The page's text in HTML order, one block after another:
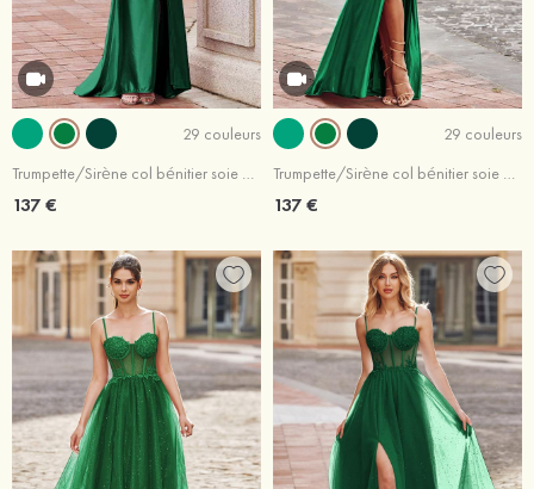
29 couleurs
Trumpette/Sirène col bénitier soie comme du satin traîne balayage robe de bal
137 €
29 couleurs
Trumpette/Sirène col bénitier soie comme du satin traîne balayage robe de bal
137 €